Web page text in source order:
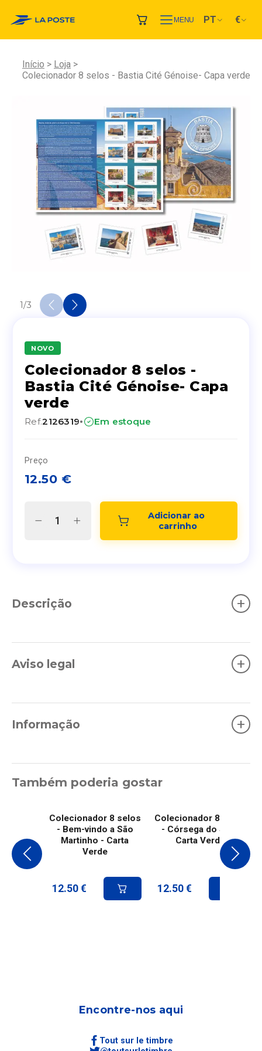
MENU PT €
Início
Loja
Colecionador 8 selos - Bastia Cité Génoise- Capa verde
1/3
NOVO
Colecionador 8 selos -
Bastia Cité Génoise- Capa
verde
Ref.2126319· Em estoque
Preço
12.50 €
Adicionar ao
carrinho
Descrição +
Aviso legal +
Informação +
Também poderia gostar
Colecionador 8 selos
- Bem-vindo a São
Martinho - Carta
Verde
12.50 €
Colecionador 8 selos
- Córsega do Sul -
Carta Verde
12.50 €
Encontre-nos aqui
Tout sur le timbre